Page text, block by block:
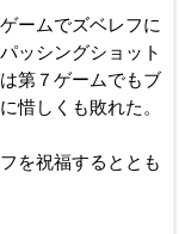
ームでズベレフに
ッシングショット
第７ゲームでもブ
惜しくも敗れた。
を祝福するととも